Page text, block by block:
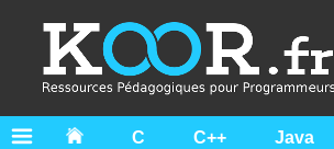
C C++ Java